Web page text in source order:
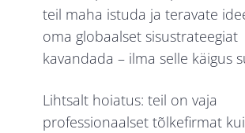
teil maha istuda ja teravate
oma globaalset sisustrateegiat
kavandada – ilma selle käigus
Lihtsalt hoiatus: teil on vaja
professionaalset tõlkefirmat